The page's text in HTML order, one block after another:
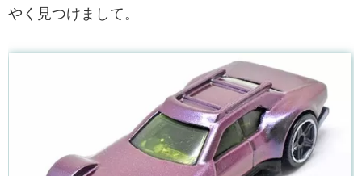
やく見つけまして。